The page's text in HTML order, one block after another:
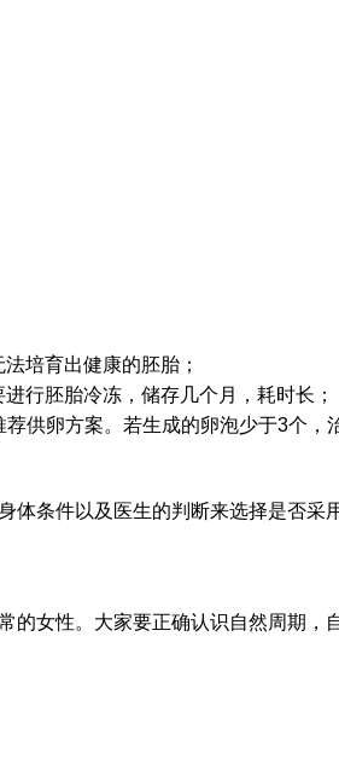
培育出健康的胚胎；
行胚胎冷冻，储存几个月，耗时长；
供卵方案。若生成的卵泡少于3个，
条件以及医生的判断来选择是否采用
的女性。大家要正确认识自然周期，